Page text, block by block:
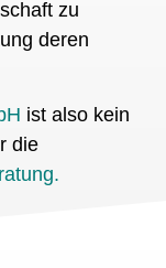
zu
deren
ist also kein
die